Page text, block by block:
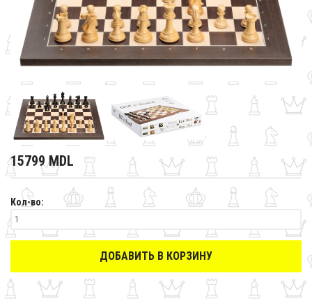
15799 MDL
Кол-во:
ДОБАВИТЬ В КОРЗИНУ